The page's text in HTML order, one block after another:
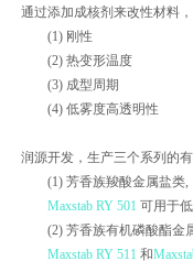
通过添加成核剂来改性材料
(1) 刚性
(2) 热变形温度
(3) 成型周期
(4) 低雾度高透明性
润源开发，生产三个系列的
(1) 芳香族羧酸金属盐类,
Maxstab RY 501 可用于
(2) 芳香族有机磷酸酯金
Maxstab RY 511 和